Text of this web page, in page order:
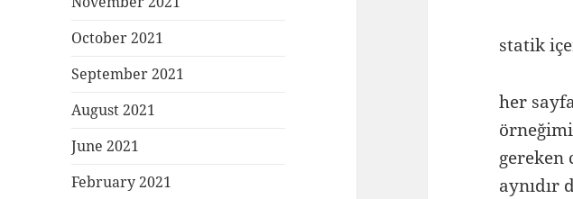
October 2021
September 2021
August 2021
June 2021
February 2021
statik
her
gereken
aynıdır